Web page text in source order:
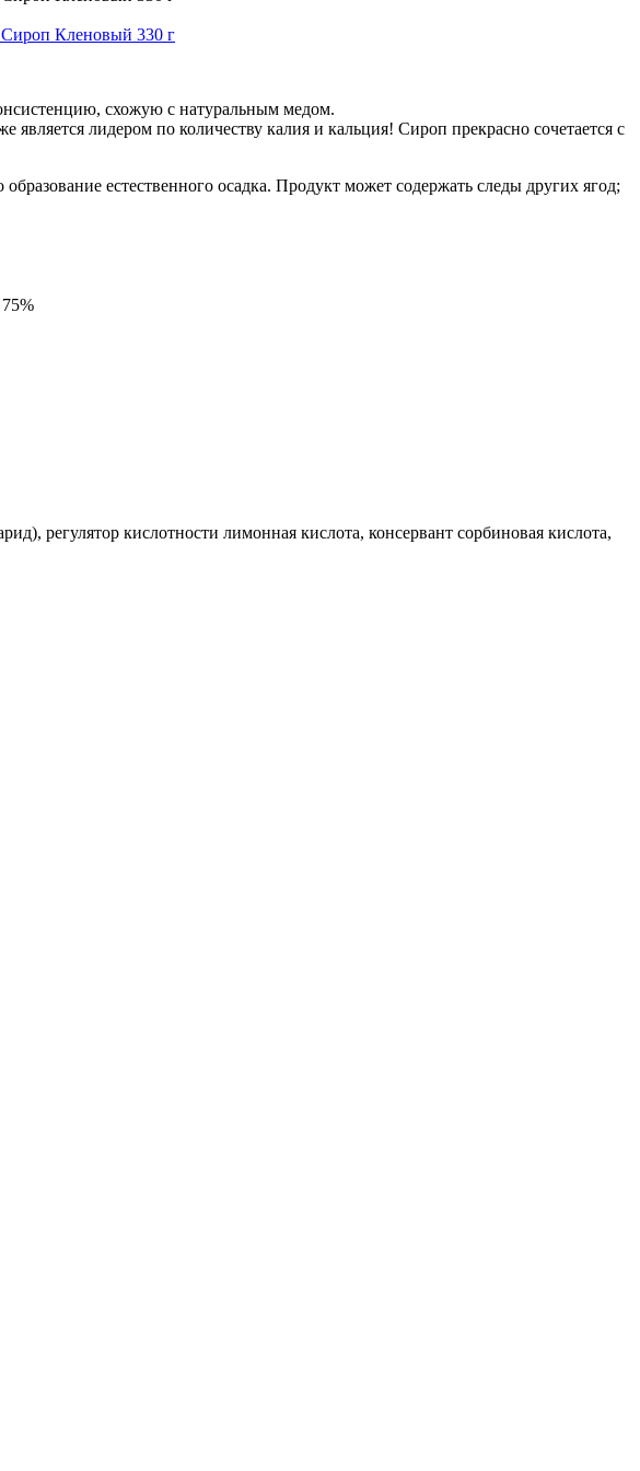
схожую с натуральным медом.
лидером по количеству калия и кальция! Сироп прекрасно сочетается с
естественного осадка. Продукт может содержать следы других ягод;
регулятор кислотности лимонная кислота, консервант сорбиновая кислота,